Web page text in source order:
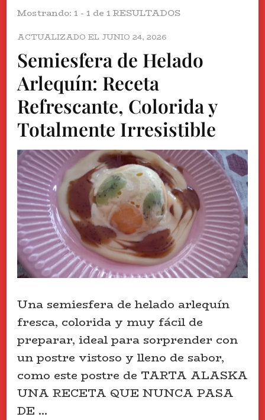
Mostrando: 1 - 1 de 1 RESULTADOS
ACTUALIZADO EL JUNIO 24, 2026
Semiesfera de Helado
Arlequín: Receta
Refrescante, Colorida y
Totalmente Irresistible
Una semiesfera de helado arlequín
fresca, colorida y muy fácil de
preparar, ideal para sorprender con
un postre vistoso y lleno de sabor,
como este postre de TARTA ALASKA
UNA RECETA QUE NUNCA PASA
DE …